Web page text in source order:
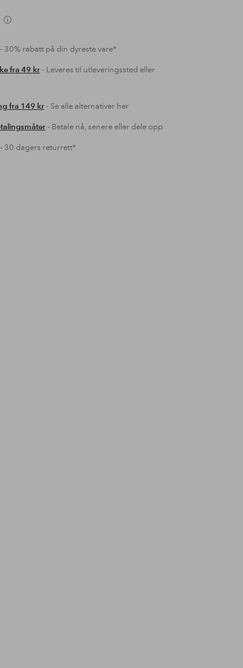
30% rabatt på din dyreste vare*
fra 49 kr- Leveres til utleveringssted eller
fra 149 kr- Se alle alternativer her
- Betale nå, senere eller dele opp
30 dagers returrett*